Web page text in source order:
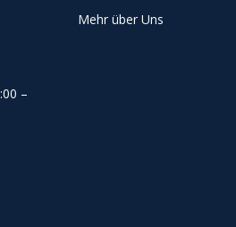
:00 –
Mehr über Uns